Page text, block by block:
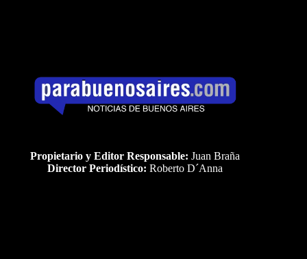
Propietario y Editor Responsable: Juan Braña
Director Periodístico: Roberto D´Anna